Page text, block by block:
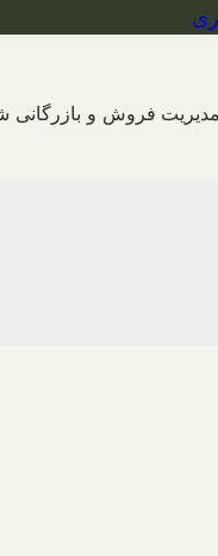
مدیریت فروش و بازرگانی